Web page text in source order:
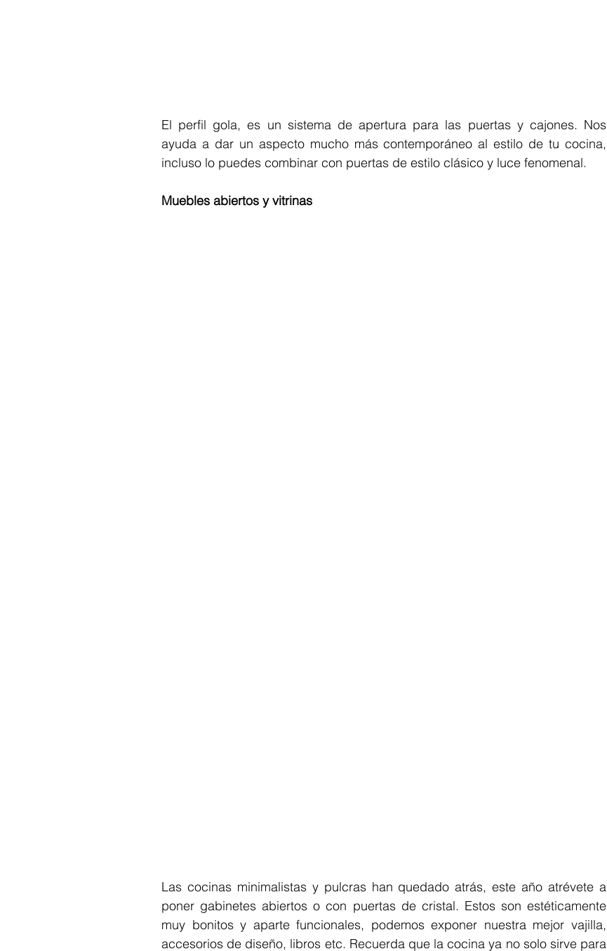
El perfil gola, es un sistema de apertura para las puertas y cajones. Nos
ayuda a dar un aspecto mucho más contemporáneo al estilo de tu cocina,
incluso lo puedes combinar con puertas de estilo clásico y luce fenomenal.
Muebles abiertos y vitrinas
Las cocinas minimalistas y pulcras han quedado atrás, este año atrévete a
poner gabinetes abiertos o con puertas de cristal. Estos son estéticamente
muy bonitos y aparte funcionales, podemos exponer nuestra mejor vajilla,
accesorios de diseño, libros etc. Recuerda que la cocina ya no solo sirve para